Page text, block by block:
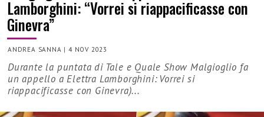
Lamborghini: “Vorrei si riappacificasse con
Ginevra”
ANDREA SANNA |4 NOV 2023
Durante la puntata di Tale e Quale Show Malgioglio fa
un appello a Elettra Lamborghini: Vorrei si
riappacificasse con Ginevra)...